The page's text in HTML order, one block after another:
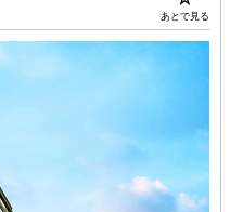
あとで見る